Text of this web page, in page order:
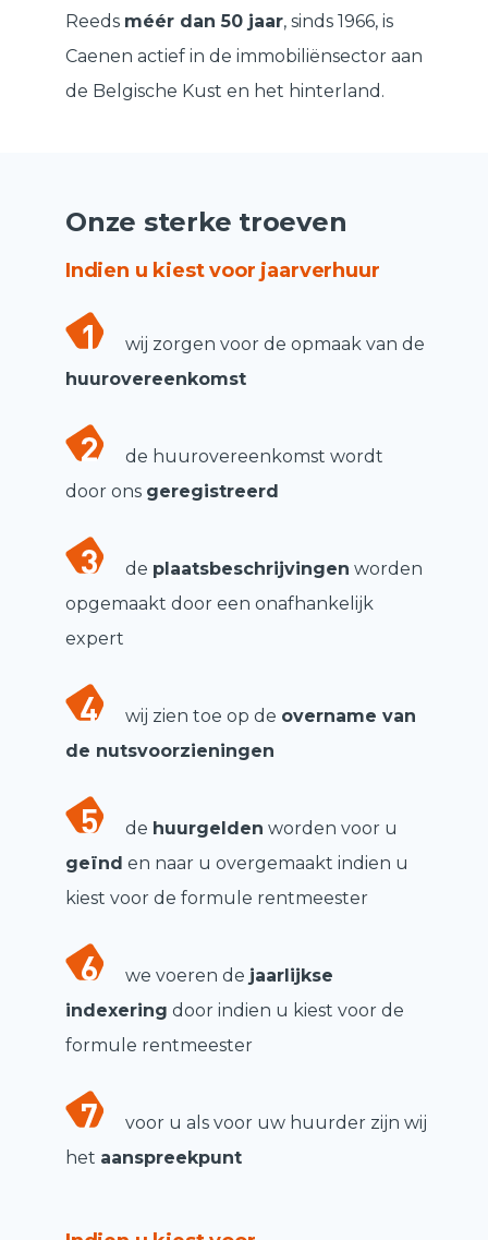
Reeds méér dan 50 jaar, sinds 1966, is
Caenen actief in de immobiliënsector aan
de Belgische Kust en het hinterland.
Onze sterke troeven
Indien u kiest voor jaarverhuur
wij zorgen voor de opmaak van de
huurovereenkomst
de huurovereenkomst wordt
door ons geregistreerd
de plaatsbeschrijvingen worden
opgemaakt door een onafhankelijk
expert
wij zien toe op de overname van
de nutsvoorzieningen
de huurgelden worden voor u
geïnd en naar u overgemaakt indien u
kiest voor de formule rentmeester
we voeren de jaarlijkse
indexering door indien u kiest voor de
formule rentmeester
voor u als voor uw huurder zijn wij
het aanspreekpunt